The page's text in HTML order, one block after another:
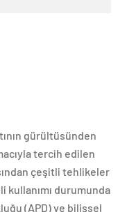
gürültüsünden
tercih edilen
çeşitli tehlikeler
kullanımı durumunda
(APD) ve bilişsel